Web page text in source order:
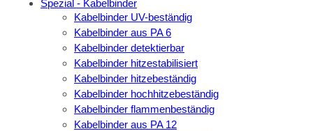
Spezial - Kabelbinder
Kabelbinder UV-beständig
Kabelbinder aus PA 6
Kabelbinder detektierbar
Kabelbinder hitzestabilisiert
Kabelbinder hitzebeständig
Kabelbinder hochhitzebeständig
Kabelbinder flammenbeständig
Kabelbinder aus PA 12